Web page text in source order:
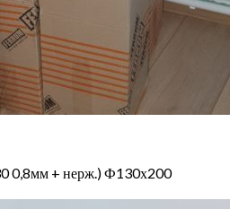
0,8мм + нерж.) Ф130х200